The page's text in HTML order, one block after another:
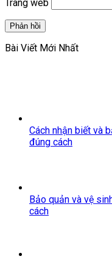
Trang web
Bài Viết Mới Nhất
Cách nhận biết và
đúng cách
Bảo quản và vệ
cách